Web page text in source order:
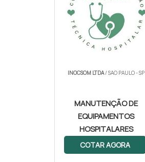
INOCSOM LTDA/ SAO PAULO - SP
MANUTENÇÃO DE
EQUIPAMENTOS
HOSPITALARES
COTAR AGORA